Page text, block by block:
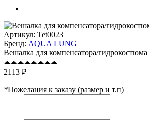
Артикул: Tet0023
Бренд: AQUA LUNG
Вешалка для компенсатора/
2113 ₽
*Пожелания к заказу (размер и т.п)